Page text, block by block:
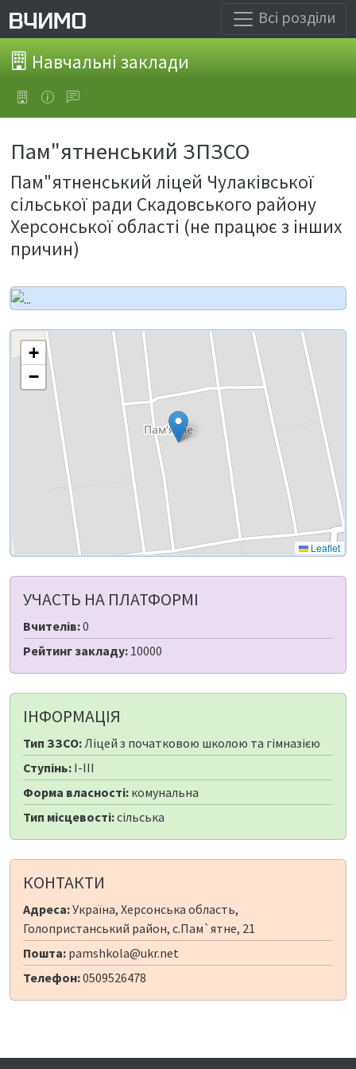
Всі розділи
Навчальні заклади
Пам"ятненський ЗПЗСО
Пам"ятненський ліцей Чулаківської
сільської ради Скадовського району
Херсонської області (не працює з інших
причин)
+
−
Leaflet
УЧАСТЬ НА ПЛАТФОРМІ
Вчителів:0
Рейтинг закладу: 10000
ІНФОРМАЦІЯ
Тип ЗЗСО:Ліцей з початковою школою та гімназією
Ступінь: I-III
Форма власності: комунальна
Тип місцевості:сільська
КОНТАКТИ
Адреса:Україна, Херсонська область,
Голопристанський район, с.Пам`ятне, 21
Пошта: pamshkola@ukr.net
Телефон:0509526478